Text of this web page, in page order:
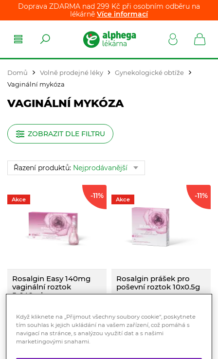
Doprava ZDARMA nad 299 Kč při osobním odběru na
lékárně Více informací
Domů Volně prodejné léky
Gynekologické obtíže
Vaginální mykóza
VAGINÁLNÍ MYKÓZA
ZOBRAZIT DLE FILTRU
Řazení produktů: Nejprodávanější
Akce -11%
Rosalgin Easy 140mg
vaginální roztok
5x140ml
předpřipravené lahvičky
roztoku, který ulevuje od
pálení, svědění, bolesti a
vaginálního výtoku.
Skladem > 10 ks
299Kč
266Kč
Akce -11%
Rosalgin prášek pro
poševní roztok 10x0.5g
výtoku způsobeného
vaginálním zánětem
bakteriálního nebo
kvasinkového původu.
Skladem > 10 ks
279Kč
Když kliknete na „Přijmout všechny soubory cookie“, poskytnete
tím souhlas k jejich ukládání na vašem zařízení, což pomáhá s
navigací na stránce, s analýzou využití dat a s našimi
marketingovými snahami.